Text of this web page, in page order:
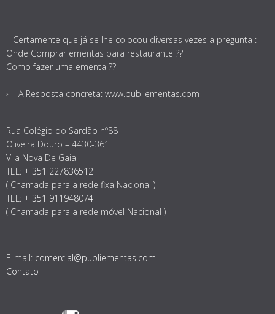
– Certamente que já se lhe colocou diversas vezes a pregunta :
Onde Comprar ementas para restaurante ??
Como fazer uma ementa ??
A Resposta concreta: www.publiementas.com
Rua Colégio do Sardão nº88
Oliveira Douro – 4430-361
Vila Nova De Gaia
TEL: + 351 227836512
( Chamada para a rede fixa Nacional )
TEL: + 351 911948074
( Chamada para a rede móvel Nacional )
E-mail: comercial@publiementas.com
Contato